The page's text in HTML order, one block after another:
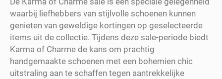
waarbij liefhebbers van stijlvolle schoenen kunnen
genieten van geweldige kortingen op geselecteerde
items uit de collectie. Tijdens deze sale-periode biedt
Karma of Charme de kans om prachtig
handgemaakte schoenen met een bohemien chic
uitstraling aan te schaffen tegen aantrekkelijke